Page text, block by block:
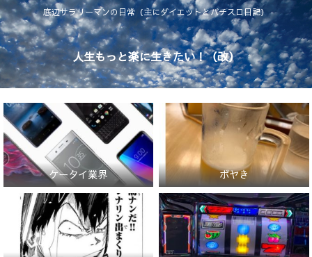
底辺サラリーマンの日常（主にダイエットとパチスロ日記）
人生もっと楽に生きたい！（改）
ケータイ業界 ボヤき